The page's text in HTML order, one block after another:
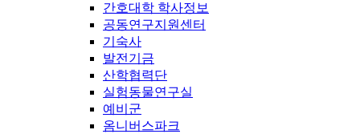
간호대학 학사정보
공동연구지원센터
기숙사
발전기금
산학협력단
실험동물연구실
예비군
옴니버스파크